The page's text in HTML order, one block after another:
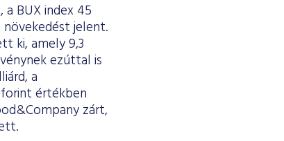
BUX index 45
növekedést jelent.
ki, amely 9,3
ezúttal is
a
forint értékben
zárt,